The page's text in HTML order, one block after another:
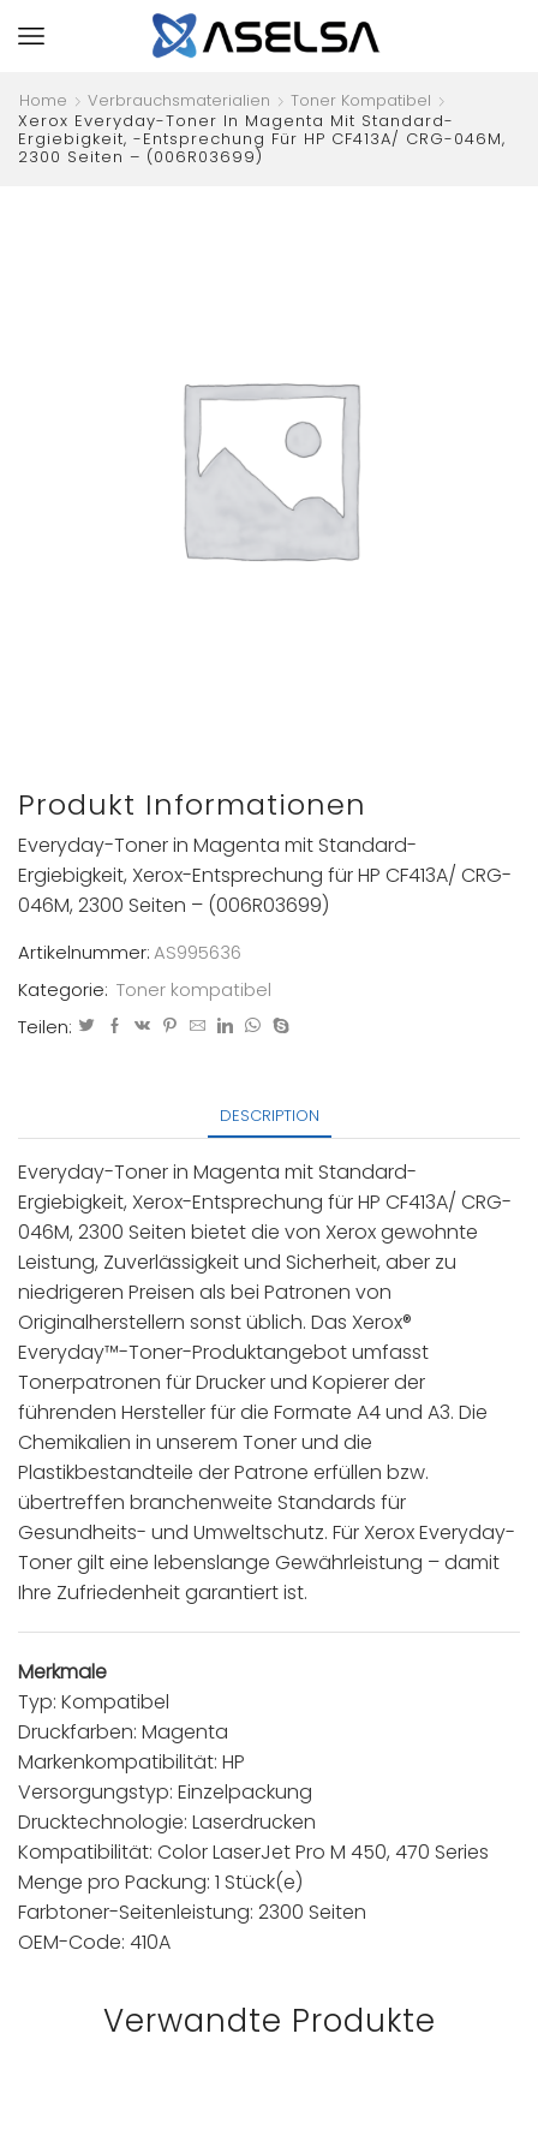
Home Verbrauchsmaterialien
Toner Kompatibel
Xerox Everyday-Toner In Magenta Mit Standard-
Ergiebigkeit, -Entsprechung Für HP CF413A/ CRG-046M,
2300 Seiten – (006R03699)
Produkt Informationen
Everyday-Toner in Magenta mit Standard-
Ergiebigkeit, Xerox-Entsprechung für HP CF413A/ CRG-
046M, 2300 Seiten – (006R03699)
Artikelnummer:AS995636
Kategorie: Toner kompatibel
Teilen:
DESCRIPTION
Everyday-Toner in Magenta mit Standard-
Ergiebigkeit, Xerox-Entsprechung für HP CF413A/ CRG-
046M, 2300 Seiten bietet die von Xerox gewohnte
Leistung, Zuverlässigkeit und Sicherheit, aber zu
niedrigeren Preisen als bei Patronen von
Originalherstellern sonst üblich. Das Xerox®
Everyday™-Toner-Produktangebot umfasst
Tonerpatronen für Drucker und Kopierer der
führenden Hersteller für die Formate A4 und A3. Die
Chemikalien in unserem Toner und die
Plastikbestandteile der Patrone erfüllen bzw.
übertreffen branchenweite Standards für
Gesundheits- und Umweltschutz. Für Xerox Everyday-
Toner gilt eine lebenslange Gewährleistung – damit
Ihre Zufriedenheit garantiert ist.
Merkmale
Typ: Kompatibel
Druckfarben: Magenta
Markenkompatibilität: HP
Versorgungstyp: Einzelpackung
Drucktechnologie: Laserdrucken
Kompatibilität: Color LaserJet Pro M 450, 470 Series
Menge pro Packung: 1 Stück(e)
Farbtoner-Seitenleistung: 2300 Seiten
OEM-Code: 410A
Verwandte Produkte